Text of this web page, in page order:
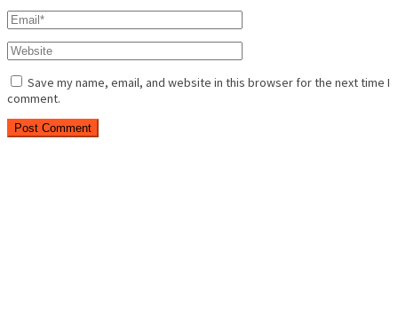
Save my name, email, and website in this browser for the next time I
comment.